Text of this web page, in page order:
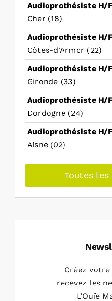
Audioprothésiste H/F
Cher (18)
Audioprothésiste H/F
Côtes-d'Armor (22)
Audioprothésiste H/F
Gironde (33)
Audioprothésiste H/F
Dordogne (24)
Audioprothésiste H/F
Aisne (02)
Toutes les
Créez
recevez les
L’Ouïe